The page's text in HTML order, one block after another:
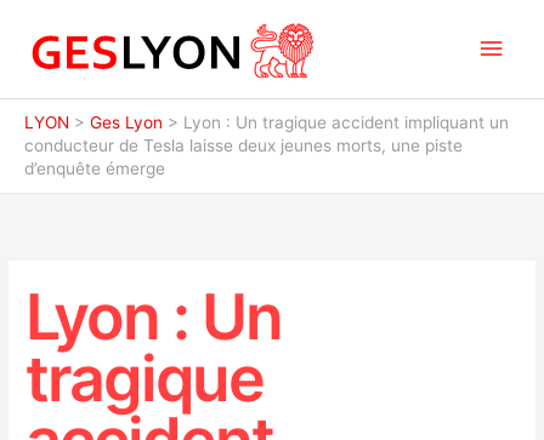
contenu
LYON > Ges Lyon > Lyon : Un tragique accident impliquant un
conducteur de Tesla laisse deux jeunes morts, une piste
d’enquête émerge
Lyon : Un
tragique